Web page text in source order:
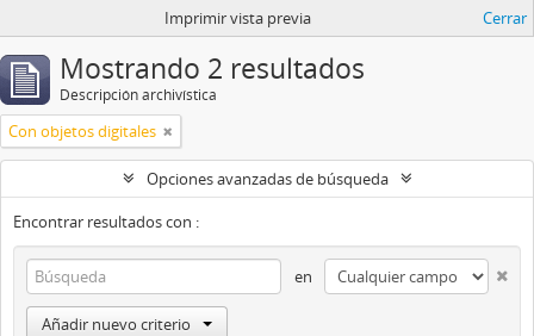
Imprimir vista previa Cerrar
Mostrando 2 resultados
Descripción archivística
Con objetos digitales
Opciones avanzadas de búsqueda
Encontrar resultados con :
en
Añadir nuevo criterio